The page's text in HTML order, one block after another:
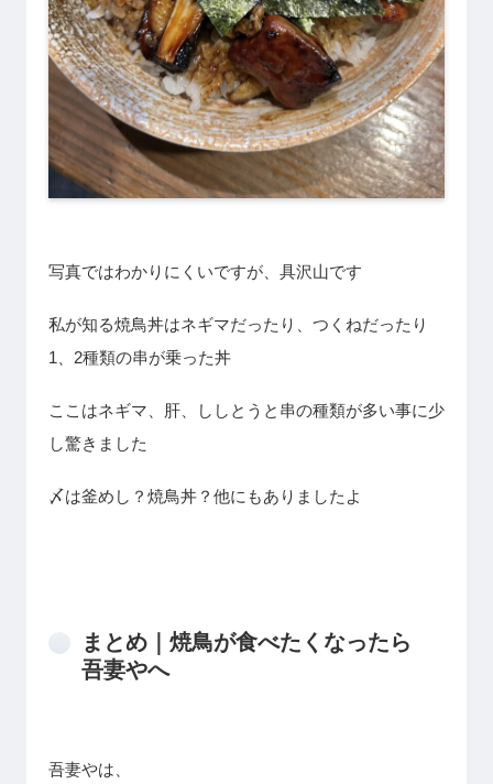
写真ではわかりにくいですが、具沢山です
私が知る焼鳥丼はネギマだったり、つくねだったり
1、2種類の串が乗った丼
ここはネギマ、肝、ししとうと串の種類が多い事に少
し驚きました
〆は釜めし？焼鳥丼？他にもありましたよ
まとめ｜焼鳥が食べたくなったら
吾妻やへ
吾妻やは、